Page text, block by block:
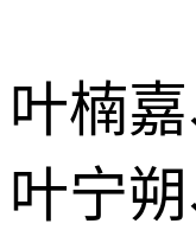
叶楠嘉
叶宁朔